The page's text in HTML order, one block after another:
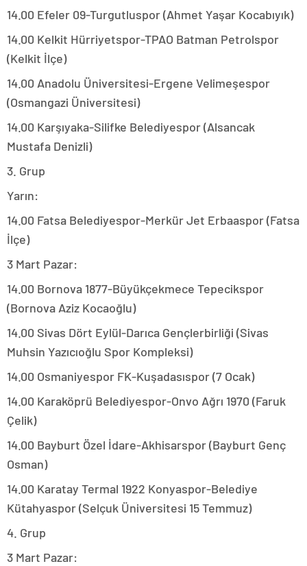
14.00 Efeler 09-Turgutluspor (Ahmet Yaşar Kocabıyık)
14.00 Kelkit Hürriyetspor-TPAO Batman Petrolspor
(Kelkit İlçe)
14.00 Anadolu Üniversitesi-Ergene Velimeşespor
(Osmangazi Üniversitesi)
14.00 Karşıyaka-Silifke Belediyespor (Alsancak
Mustafa Denizli)
3. Grup
Yarın:
14.00 Fatsa Belediyespor-Merkür Jet Erbaaspor (Fatsa
İlçe)
3 Mart Pazar:
14.00 Bornova 1877-Büyükçekmece Tepecikspor
(Bornova Aziz Kocaoğlu)
14.00 Sivas Dört Eylül-Darıca Gençlerbirliği (Sivas
Muhsin Yazıcıoğlu Spor Kompleksi)
14.00 Osmaniyespor FK-Kuşadasıspor (7 Ocak)
14.00 Karaköprü Belediyespor-Onvo Ağrı 1970 (Faruk
Çelik)
14.00 Bayburt Özel İdare-Akhisarspor (Bayburt Genç
Osman)
14.00 Karatay Termal 1922 Konyaspor-Belediye
Kütahyaspor (Selçuk Üniversitesi 15 Temmuz)
4. Grup
3 Mart Pazar: